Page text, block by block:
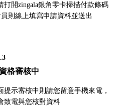
打開zingala銀角零卡掃描付款條碼
則線上填寫申請資料並送出
格審核中
提示審核中則請您留意手機來電，
致電與您核對資料